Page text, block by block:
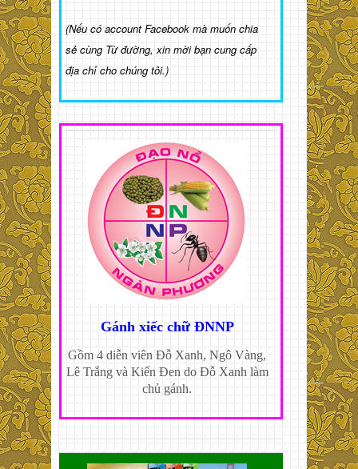
(Nếu có account Facebook mà muốn chia
sẻ cùng Từ đường, xin mời bạn cung cấp
địa chỉ cho chúng tôi.)
Gánh xiếc chữ ĐNNP
Gồm 4 diễn viên Đỗ Xanh, Ngô Vàng,
Lê Trắng và Kiến Đen do Đỗ Xanh làm
chủ gánh.